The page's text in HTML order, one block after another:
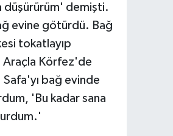
düşürürüm' demişti.
evine götürdü. Bağ
tokatlayıp
Araçla Körfez'de
bağ evinde
'Bu kadar sana